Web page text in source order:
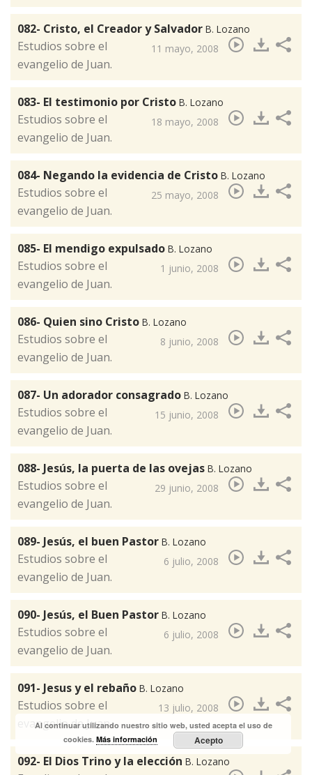
082- Cristo, el Creador y Salvador B. Lozano
11 mayo, 2008
​Estudios sobre el
evangelio de Juan.
083- El testimonio por Cristo B. Lozano
18 mayo, 2008
​Estudios sobre el
evangelio de Juan.
084- Negando la evidencia de Cristo B. Lozano
25 mayo, 2008
​Estudios sobre el
evangelio de Juan.
085- El mendigo expulsado B. Lozano
1 junio, 2008
​Estudios sobre el
evangelio de Juan.
086- Quien sino Cristo B. Lozano
8 junio, 2008
​Estudios sobre el
evangelio de Juan.
087- Un adorador consagrado B. Lozano
15 junio, 2008
​Estudios sobre el
evangelio de Juan.
088- Jesús, la puerta de las ovejas B. Lozano
29 junio, 2008
​Estudios sobre el
evangelio de Juan.
089- Jesús, el buen Pastor B. Lozano
6 julio, 2008
​Estudios sobre el
evangelio de Juan.
090- Jesús, el Buen Pastor B. Lozano
6 julio, 2008
​Estudios sobre el
evangelio de Juan.
091- Jesus y el rebaño B. Lozano
13 julio, 2008
Estudios sobre el
evangelio de Juan.
092- El Dios Trino y la elección B. Lozano
Al continuar utilizando nuestro sitio web, usted acepta el uso de
cookies.Más información Acepto